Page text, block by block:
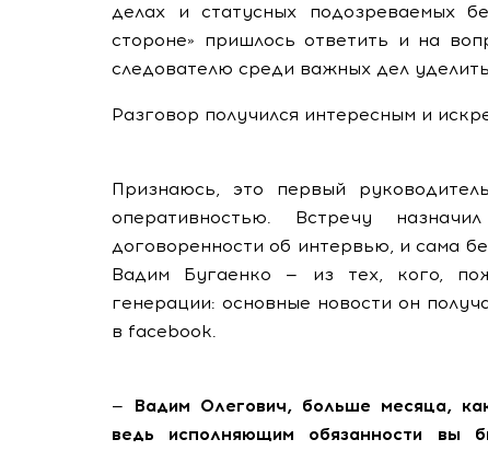
делах и статусных подозреваемых
стороне» пришлось ответить и на
следователю среди важных дел
Разговор получился интересным и
Признаюсь, это первый
оперативностью. Встречу
договоренности об интервью, и сама
Вадим Бугаенко — из тех, кого,
генерации: основные новости он
в facebook.
—
Вадим Олегович, больше месяца,
ведь исполняющим обязанности вы